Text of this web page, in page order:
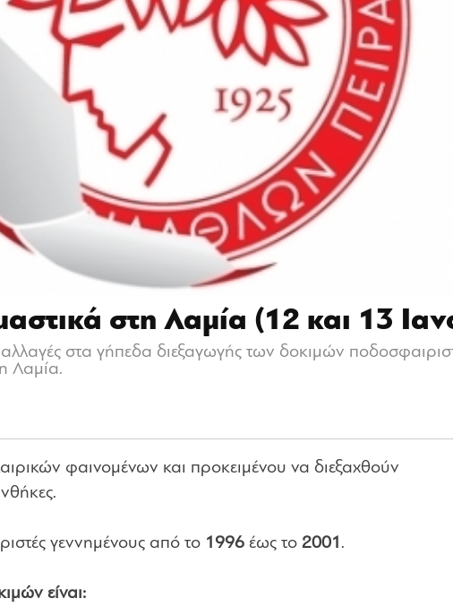
στη Λαμία (12 και 13
στα γήπεδα διεξαγωγής των δοκιμών
Λαμία.
φαινομένων και προκειμένου να διεξαχθούν
γεννημένους από το 1996 έως το 2001 .
είναι: